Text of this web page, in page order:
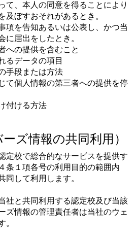
て、本人の同意を得ることにより
及ぼすおそれがあるとき。
項を告知あるいは公表し、かつ当
に届出をしたとき。
への提供を含むこと
るデータの項目
手段または方法
て個人情報の第三者への提供を停
付ける方法
ズ情報の共同利用）
定校で総合的なサービスを提供す
条１項各号の利用目的の範囲内
同して利用します。
社と共同利用する認定校及び当該
ズ情報の管理責任者は当社のウェ
。